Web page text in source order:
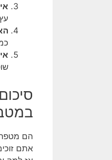
הם
אתם